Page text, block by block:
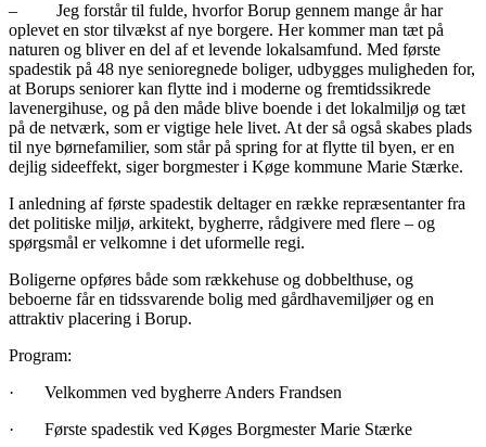
– Jeg forstår til fulde, hvorfor Borup gennem mange år har
oplevet en stor tilvækst af nye borgere. Her kommer man tæt på
naturen og bliver en del af et levende lokalsamfund. Med første
spadestik på 48 nye senioregnede boliger, udbygges muligheden for,
at Borups seniorer kan flytte ind i moderne og fremtidssikrede
lavenergihuse, og på den måde blive boende i det lokalmiljø og tæt
på de netværk, som er vigtige hele livet. At der så også skabes plads
til nye børnefamilier, som står på spring for at flytte til byen, er en
dejlig sideeffekt, siger borgmester i Køge kommune Marie Stærke.
I anledning af første spadestik deltager en række repræsentanter fra
det politiske miljø, arkitekt, bygherre, rådgivere med flere – og
spørgsmål er velkomne i det uformelle regi.
Boligerne opføres både som rækkehuse og dobbelthuse, og
beboerne får en tidssvarende bolig med gårdhavemiljøer og en
attraktiv placering i Borup.
Program:
· Velkommen ved bygherre Anders Frandsen
· Første spadestik ved Køges Borgmester Marie Stærke